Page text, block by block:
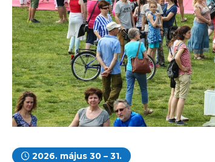
2026. május 30 – 31.